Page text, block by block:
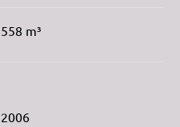
558 m³
2006